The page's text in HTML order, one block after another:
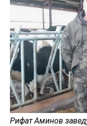
Рифат Аминов